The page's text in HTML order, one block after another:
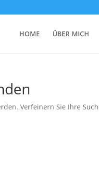
HOME ÜBER MICH
Verfeinern Sie Ihre